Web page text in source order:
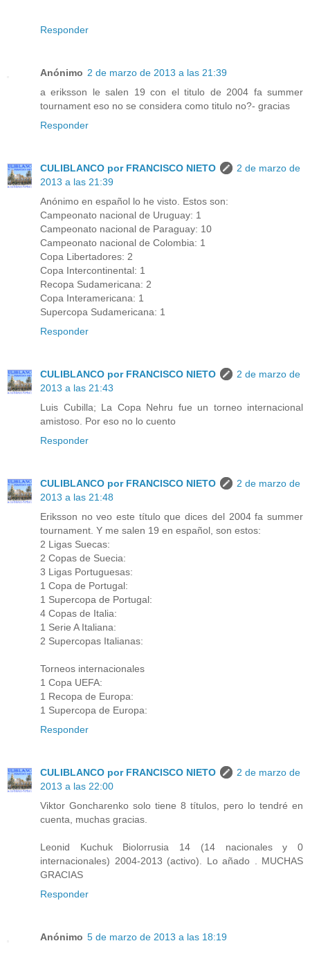
Responder
Anónimo 2 de marzo de 2013 a las 21:39
a eriksson le salen 19 con el titulo de 2004 fa summer
tournament eso no se considera como titulo no?- gracias
Responder
CULIBLANCO por FRANCISCO NIETO
2 de marzo de
2013 a las 21:39
Anónimo en español lo he visto. Estos son:
Campeonato nacional de Uruguay: 1
Campeonato nacional de Paraguay: 10
Campeonato nacional de Colombia: 1
Copa Libertadores: 2
Copa Intercontinental: 1
Recopa Sudamericana: 2
Copa Interamericana: 1
Supercopa Sudamericana: 1
Responder
CULIBLANCO por FRANCISCO NIETO
2 de marzo de
2013 a las 21:43
Luis Cubilla; La Copa Nehru fue un torneo internacional
amistoso. Por eso no lo cuento
Responder
CULIBLANCO por FRANCISCO NIETO
2 de marzo de
2013 a las 21:48
Eriksson no veo este título que dices del 2004 fa summer
tournament. Y me salen 19 en español, son estos:
2 Ligas Suecas:
2 Copas de Suecia:
3 Ligas Portuguesas:
1 Copa de Portugal:
1 Supercopa de Portugal:
4 Copas de Italia:
1 Serie A Italiana:
2 Supercopas Italianas:
Torneos internacionales
1 Copa UEFA:
1 Recopa de Europa:
1 Supercopa de Europa:
Responder
CULIBLANCO por FRANCISCO NIETO
2 de marzo de
2013 a las 22:00
Viktor Goncharenko solo tiene 8 títulos, pero lo tendré en
cuenta, muchas gracias.
Leonid Kuchuk Biolorrusia 14 (14 nacionales y 0
internacionales) 2004-2013 (activo). Lo añado . MUCHAS
GRACIAS
Responder
Anónimo 5 de marzo de 2013 a las 18:19